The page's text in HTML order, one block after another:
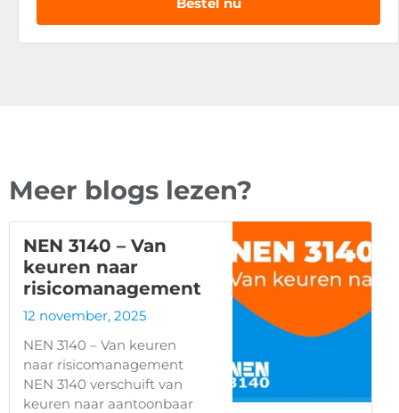
Meer blogs lezen?
NEN 3140 – Van
keuren naar
risicomanagement
12 november, 2025
NEN 3140 – Van keuren
naar risicomanagement
NEN 3140 verschuift van
keuren naar aantoonbaar